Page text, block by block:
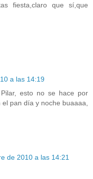
fiesta,claro que sí,que
a las 14:19
esto no se hace por
pan día y noche buaaaa,
de 2010 a las 14:21